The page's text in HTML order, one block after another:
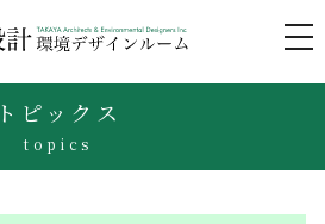
トピックス
topics